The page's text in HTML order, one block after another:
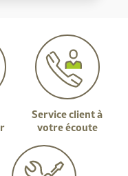
Service client à
votre écoute